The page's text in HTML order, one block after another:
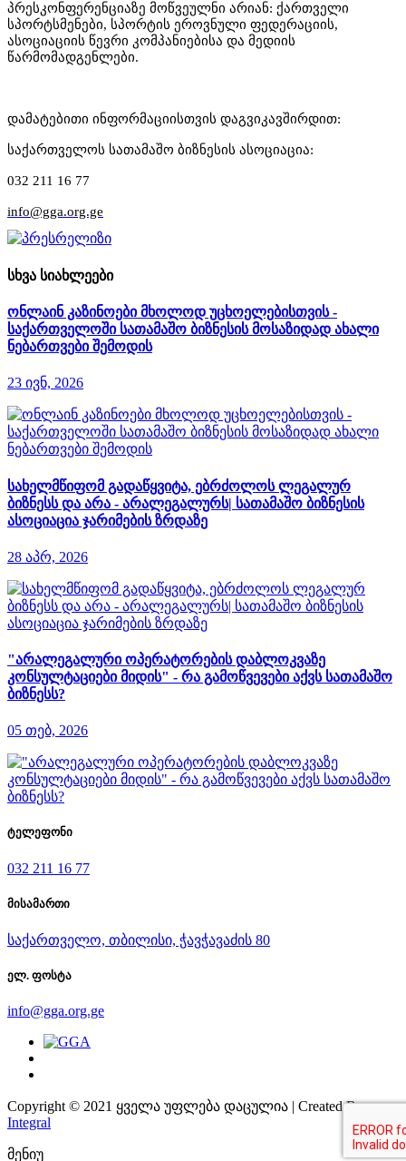
პრესკონფერენციაზე მოწვეულნი არიან: ქართველი
სპორტსმენები, სპორტის ეროვნული ფედერაციის,
ასოციაციის წევრი კომპანიებისა და მედიის
წარმომადგენლები.
დამატებითი ინფორმაციისთვის დაგვიკავშირდით:
საქართველოს სათამაშო ბიზნესის ასოციაცია:
032 211 16 77
info@gga.org.ge
სხვა სიახლეები
ონლაინ კაზინოები მხოლოდ უცხოელებისთვის -
საქართველოში სათამაშო ბიზნესის მოსაზიდად ახალი
ნებართვები შემოდის
23 ივნ, 2026
სახელმწიფომ გადაწყვიტა, ებრძოლოს ლეგალურ
ბიზნესს და არა - არალეგალურს| სათამაშო ბიზნესის
ასოციაცია ჯარიმების ზრდაზე
28 აპრ, 2026
"არალეგალური ოპერატორების დაბლოკვაზე
კონსულტაციები მიდის" - რა გამოწვევები აქვს სათამაშო
ბიზნესს?
05 თებ, 2026
ტელეფონი
032 211 16 77
მისამართი
საქართველო, თბილისი, ჭავჭავაძის 80
ელ. ფოსტა
info@gga.org.ge
Copyright © 2021 ყველა უფლება დაცულია | Created By
Integral
მენიუ